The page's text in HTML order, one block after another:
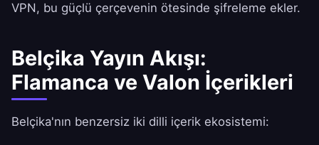
VPN, bu güçlü çerçevenin ötesinde şifreleme ekler.
Belçika Yayın Akışı:
Flamanca ve Valon İçerikleri
Belçika'nın benzersiz iki dilli içerik ekosistemi: